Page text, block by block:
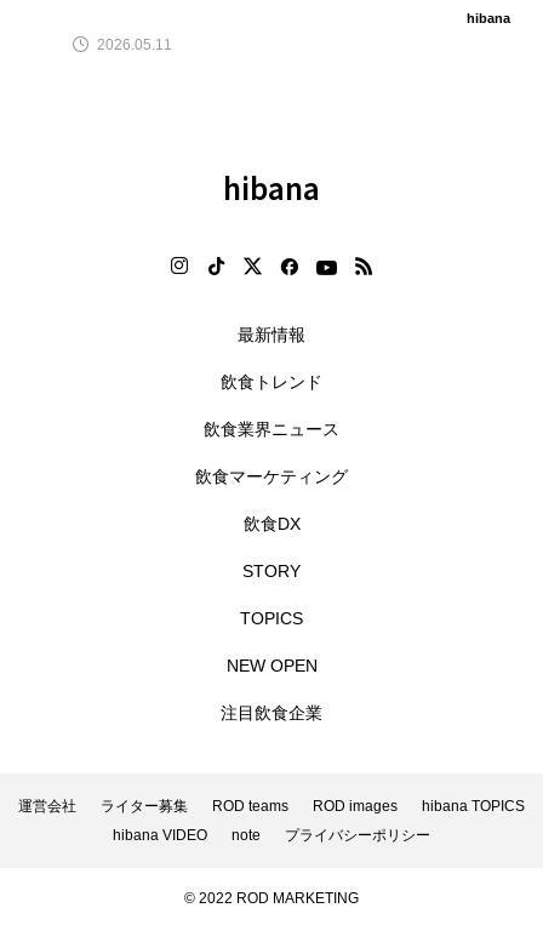
hibana
2026.05.11
hibana
最新情報
飲食トレンド
飲食業界ニュース
飲食マーケティング
飲食DX
STORY
TOPICS
NEW OPEN
注目飲食企業
運営会社 ライター募集 ROD teams ROD images
hibana TOPICS
hibana VIDEO
note プライバシーポリシー
© 2022 ROD MARKETING